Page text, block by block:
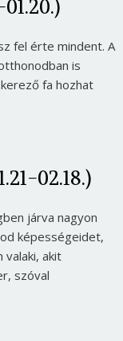
fel érte mindent. A
is
fa hozhat
02.18.)
járva nagyon
képességeidet,
akit
szóval